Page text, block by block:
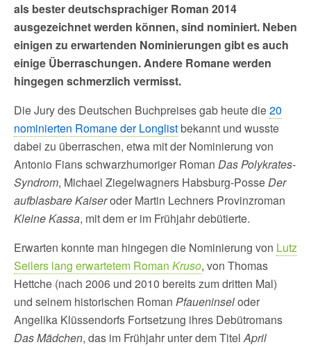
als bester deutschsprachiger Roman 2014
ausgezeichnet werden können, sind nominiert. Neben
einigen zu erwartenden Nominierungen gibt es auch
einige Überraschungen. Andere Romane werden
hingegen schmerzlich vermisst.
Die Jury des Deutschen Buchpreises gab heute die20
nominierten Romane der Longlistbekannt und wusste
dabei zu überraschen, etwa mit der Nominierung von
Antonio Fians schwarzhumoriger Roman Das Polykrates-
Syndrom, Michael Ziegelwagners Habsburg-PosseDer
aufblasbare Kaiseroder Martin Lechners Provinzroman
Kleine Kassa, mit dem er im Frühjahr debütierte.
Erwarten konnte man hingegen die Nominierung von Lutz
Seilers lang erwartetem Roman Kruso, von Thomas
Hettche (nach 2006 und 2010 bereits zum dritten Mal)
und seinem historischen Roman Pfaueninseloder
Angelika Klüssendorfs Fortsetzung ihres Debütromans
Das Mädchen, das im Frühjahr unter dem TitelApril